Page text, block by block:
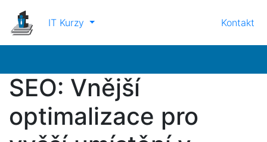
IT Kurzy Kontakt
SEO: Vnější
optimalizace pro